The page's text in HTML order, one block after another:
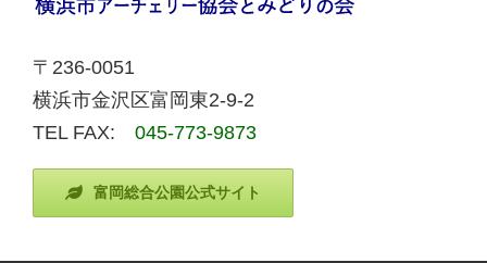
〒236-0051
横浜市金沢区富岡東2-9-2
TEL FAX: 045-773-9873
富岡総合公園公式サイト